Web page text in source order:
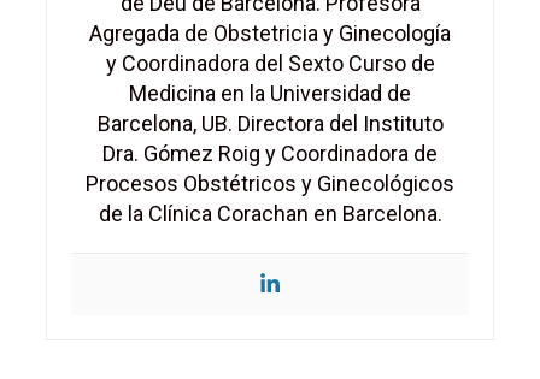
Agregada de Obstetricia y Ginecología
y Coordinadora del Sexto Curso de
Medicina en la Universidad de
Barcelona, UB. Directora del Instituto
Dra. Gómez Roig y Coordinadora de
Procesos Obstétricos y Ginecológicos
de la Clínica Corachan en Barcelona.